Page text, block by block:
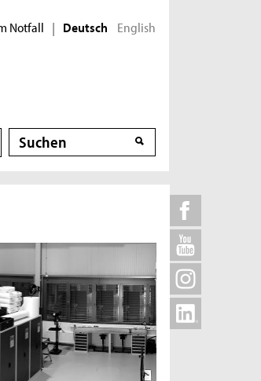
Notfall | Deutsch English
Suche
Suche